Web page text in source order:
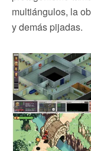
multiángulos, la
y demás pijadas.